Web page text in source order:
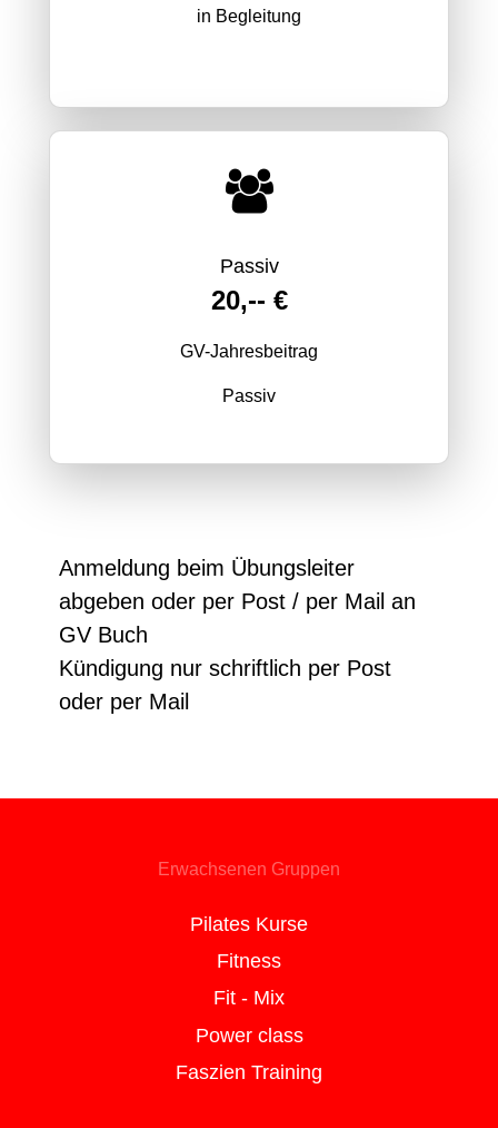
in Begleitung
Passiv
20,-- €
GV-Jahresbeitrag
Passiv
Anmeldung beim Übungsleiter
abgeben oder per Post / per Mail an
GV Buch
Kündigung nur schriftlich per Post
oder per Mail
Erwachsenen Gruppen
Pilates Kurse
Fitness
Fit - Mix
Power class
Faszien Training